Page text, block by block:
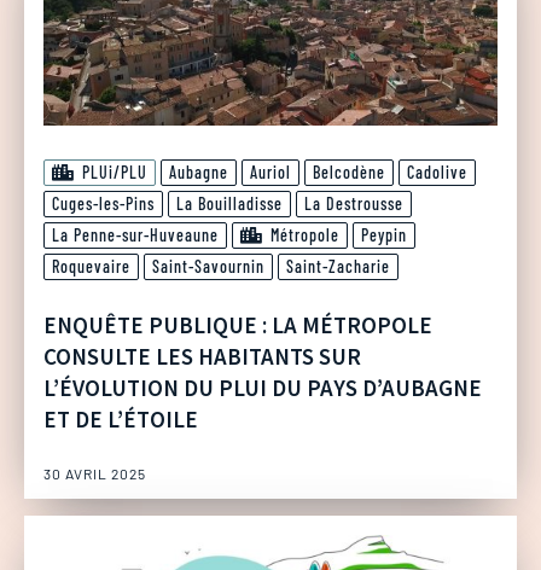
PLUi/PLU Aubagne Auriol Belcodène
Cadolive
Cuges-les-Pins
La Bouilladisse
La Destrousse
La Penne-sur-Huveaune
Métropole
Peypin
Roquevaire
Saint-Savournin Saint-Zacharie
ENQUÊTE PUBLIQUE : LA MÉTROPOLE
CONSULTE LES HABITANTS SUR
L’ÉVOLUTION DU PLUI DU PAYS D’AUBAGNE
ET DE L’ÉTOILE
30 AVRIL 2025